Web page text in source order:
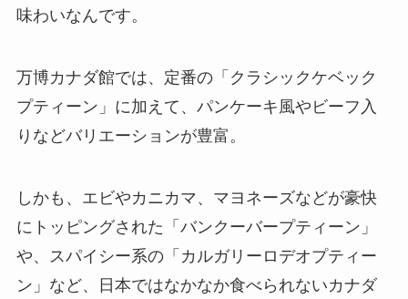
味わいなんです。
万博カナダ館では、定番の「クラシックケベック
プティーン」に加えて、パンケーキ風やビーフ入
りなどバリエーションが豊富。
しかも、エビやカニカマ、マヨネーズなどが豪快
にトッピングされた「バンクーバープティーン」
や、スパイシー系の「カルガリーロデオプティー
ン」など、日本ではなかなか食べられないカナダ